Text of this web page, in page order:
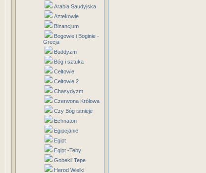
Arabia Saudyjska
Aztekowie
Bizancjum
Bogowie i Boginie -
Grecja
Buddyzm
Bóg i sztuka
Celtowie
Celtowie 2
Chasydyzm
Czerwona Królowa
Czy Bóg istnieje
Echnaton
Egipcjanie
Egipt
Egipt -Teby
Gobekli Tepe
Herod Wielki